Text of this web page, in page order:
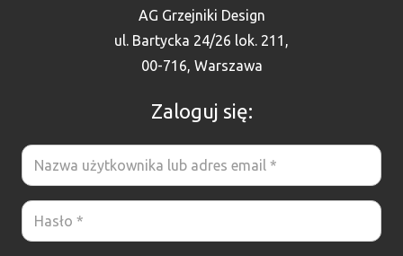
AG Grzejniki Design
ul. Bartycka 24/26 lok. 211,
00-716, Warszawa
Zaloguj się: